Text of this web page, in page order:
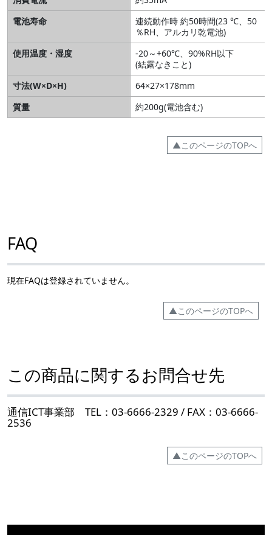
電池寿命
連続動作時 約50時間(23 ℃、50
％RH、アルカリ乾電池)
使用温度・湿度
-20～+60℃、90%RH以下
(結露なきこと)
寸法(W×D×H)
64×27×178mm
質量
約200g(電池含む)
▲このページのTOPへ
FAQ
現在FAQは登録されていません。
▲このページのTOPへ
この商品に関するお問合せ先
通信ICT事業部 TEL：03-6666-2329 / FAX：03-6666-
2536
▲このページのTOPへ